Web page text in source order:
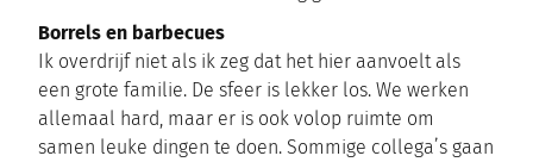
Borrels en barbecues
Ik overdrijf niet als ik zeg dat het hier aanvoelt als
een grote familie. De sfeer is lekker los. We werken
allemaal hard, maar er is ook volop ruimte om
samen leuke dingen te doen. Sommige collega’s gaan